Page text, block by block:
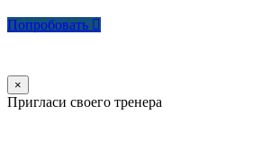
Попробовать
×
Пригласи своего тренера